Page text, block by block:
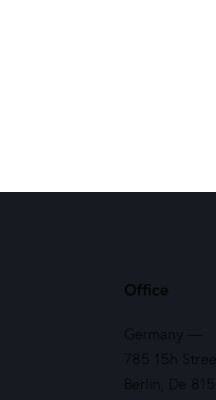
Office
Germany —
785 15h
Berlin, De